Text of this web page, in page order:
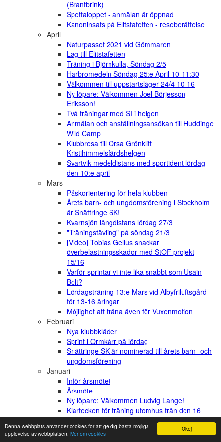
Okej
Denna webbplats använder cookies för att ge dig bästa möjliga
upplevelse av webbplatsen. Mer om cookies
(Brantbrink)
Spettaloppet - anmälan är öppnad
Kanoninsats på Elitstafetten - reseberättelse
April
Naturpasset 2021 vid Gömmaren
Lag till Elitstafetten
Träning i Björnkulla, Söndag 2/5
Harbromedeln Söndag 25:e April 10-11:30
Välkommen till uppstartsläger 24/4 10-16
Ny löpare: Välkommen Joel Börjesson
Eriksson!
Två träningar med SI i helgen
Anmälan och anställningsansökan till Huddinge
Wild Camp
Klubbresa till Orsa Grönklitt
Kristihimmelsfärdshelgen
Svartvik medeldistans med sportident lördag
den 10:e april
Mars
Påskorientering för hela klubben
Årets barn- och ungdomsförening i Stockholm
är Snättringe SK!
Kvarnsjön långdistans lördag 27/3
"Träningstävling" på söndag 21/3
[Video] Tobias Gelius snackar
överbelastningsskador med StOF projekt
15/16
Varför sprintar vi inte lika snabbt som Usain
Bolt?
Lördagsträning 13:e Mars vid Albyfriluftsgård
för 13-16 åringar
Möjlighet att träna även för Vuxenmotion
Februari
Nya klubbkläder
Sprint i Ormkärr på lördag
Snättringe SK är nominerad till årets barn- och
ungdomsförening
Januari
Inför årsmötet
Årsmöte
Ny löpare: Välkommen Ludvig Lange!
Klartecken för träning utomhus från den 16
januari!
Fortsatt uppehåll i ungdomsträning till den 24/1